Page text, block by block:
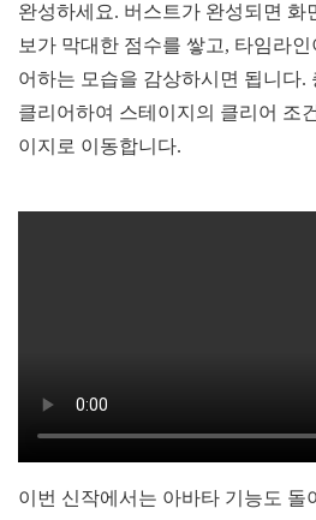
완성하세요. 버스트가 완성되면 화
보가 막대한 점수를 쌓고, 타임라
어하는 모습을 감상하시면 됩니다.
클리어하여 스테이지의 클리어 조
이지로 이동합니다.
이번 신작에서는 아바타 기능도 돌